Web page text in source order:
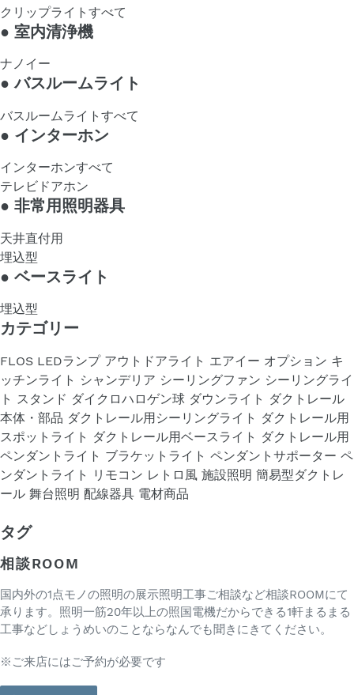
クリップライトすべて
● 室内清浄機
ナノイー
●バスルームライト
バスルームライトすべて
● インターホン
インターホンすべて
テレビドアホン
● 非常用照明器具
天井直付用
埋込型
● ベースライト
埋込型
カテゴリー
FLOS LEDランプ アウトドアライト エアイー オプション キ
ッチンライト シャンデリア シーリングファン シーリングライ
ト スタンド ダイクロハロゲン球 ダウンライト ダクトレール
本体・部品 ダクトレール用シーリングライト ダクトレール用
スポットライト ダクトレール用ベースライト ダクトレール用
ペンダントライト ブラケットライト ペンダントサポーター ペ
ンダントライト
リモコン レトロ風 施設照明 簡易型ダクトレ
ール 舞台照明 配線器具 電材商品
タグ
相談ROOM
国内外の1点モノの照明の展示照明工事ご相談など相談ROOMにて
承ります。照明一筋20年以上の照国電機だからできる1軒まるまる
工事などしょうめいのことならなんでも聞きにきてください。
※ご来店にはご予約が必要です